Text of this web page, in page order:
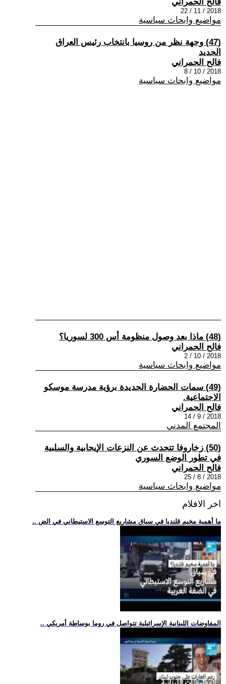
2018 / 11 / 22
مواضيع وابحاث سياسية
(47) وجهة نظر من روسيا بانتخاب رئيس العراق
الجديد
فالح الحمراني
2018 / 10 / 8
مواضيع وابحاث سياسية
(48) ماذا بعد وصول منظومة أس 300 لسوريا؟
فالح الحمراني
2018 / 10 / 2
مواضيع وابحاث سياسية
(49) سمات الحضارة الجديدة برؤية مدرسة موسكو
الاجتماعية.
فالح الحمراني
2018 / 9 / 14
المجتمع المدني
(50) زخاروفا تتحدث عن النزعات الإيجابية والسلبية
في تطور الوضع السوري
فالح الحمراني
2018 / 8 / 25
مواضيع وابحاث سياسية
اخر الافلام
.. ما أهمية مخيم قلنديا في سياق مشاريع التوسع الاستيطاني في الض
.. المفاوضات اللبنانية الإسرائيلية تتواصل في روما بوساطة أمريكي